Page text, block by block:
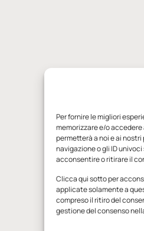
Per fornire le migliori
memorizzare e/o
permetterà a noi e ai
navigazione o gli ID
acconsentire o ritirare il
Clicca qui sotto per
applicate solamente a
compreso il ritiro del
gestione del consenso